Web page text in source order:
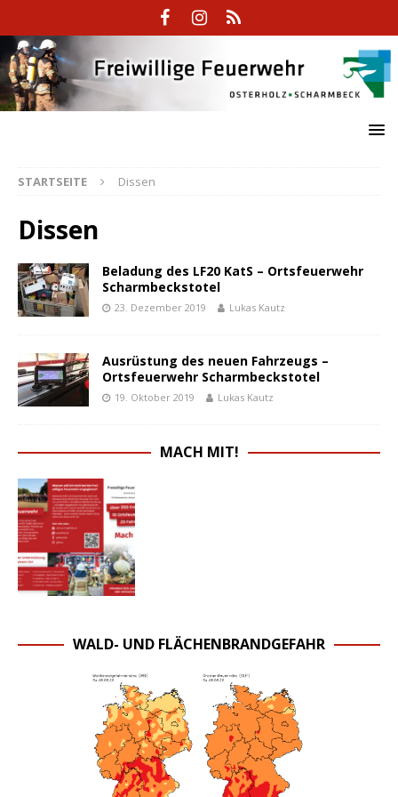
STARTSEITE Dissen
Dissen
Beladung des LF20 KatS – Ortsfeuerwehr
Scharmbeckstotel
23. Dezember 2019 Lukas Kautz
Ausrüstung des neuen Fahrzeugs –
Ortsfeuerwehr Scharmbeckstotel
19. Oktober 2019 Lukas Kautz
MACH MIT!
WALD- UND FLÄCHENBRANDGEFAHR